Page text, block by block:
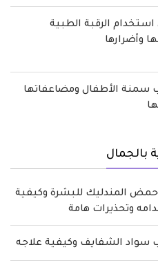
استخدام الرقبة الطبية
وأضرارها
سمنة الأطفال ومضاعفاتها
بالجمال
حمض المندليك للبشرة وكيفية
وتحذيرات هامة
سواد الشفايف وكيفية علاجه